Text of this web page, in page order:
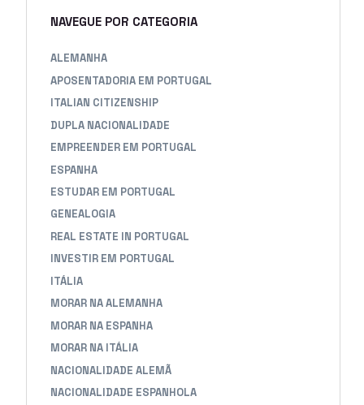
NAVEGUE POR CATEGORIA
ALEMANHA
APOSENTADORIA EM PORTUGAL
ITALIAN CITIZENSHIP
DUPLA NACIONALIDADE
EMPREENDER EM PORTUGAL
ESPANHA
ESTUDAR EM PORTUGAL
GENEALOGIA
REAL ESTATE IN PORTUGAL
INVESTIR EM PORTUGAL
ITÁLIA
MORAR NA ALEMANHA
MORAR NA ESPANHA
MORAR NA ITÁLIA
NACIONALIDADE ALEMÃ
NACIONALIDADE ESPANHOLA